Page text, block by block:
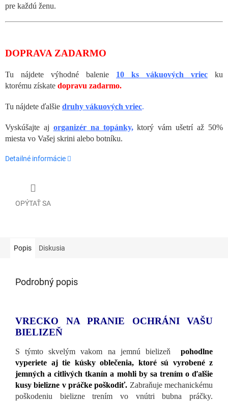
pre každú ženu.
DOPRAVA ZADARMO
Tu nájdete výhodné balenie 10 ks vákuových vriec
ku
ktorému získate dopravu zadarmo.
Tu nájdete ďalšie druhy vákuových vriec.
Vyskúšajte aj organizér na topánky,ktorý vám ušetrí až 50%
miesta vo Vašej skrini alebo botníku.
Detailné informácie
OPÝTAŤ SA
Popis Diskusia
Podrobný popis
VRECKO NA PRANIE OCHRÁNI VAŠU
BIELIZEŇ
S týmto skvelým vakom na jemnú bielizeň pohodlne
vyperiete aj tie kúsky oblečenia, ktoré sú vyrobené z
jemných a citlivých tkanín a mohli by sa trením o ďalšie
kusy bielizne v práčke poškodiť. Zabraňuje mechanickému
poškodeniu bielizne trením vo vnútri bubna práčky.